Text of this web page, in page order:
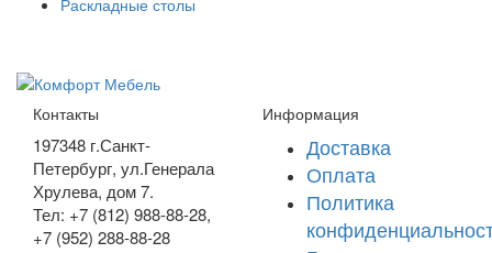
Контакты
197348 г.Санкт-
Петербург, ул.Генерала
Хрулева, дом 7.
Тел: +7 (812) 988-88-28,
+7 (952) 288-88-28
Информация
Доставка
Оплата
Политика